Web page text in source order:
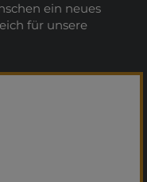
ein neues
für unsere